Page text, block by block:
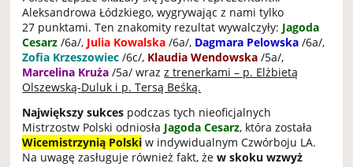
Aleksandrowa Łódzkiego, wygrywając z nami tylko
27 punktami. Ten znakomity rezultat wywalczyły: Jagoda
Cesarz /6a/, Julia Kowalska /6a/, Dagmara Pelowska /6a/,
Zofia Krzeszowiec /6c/, Klaudia Wendowska /5a/,
Marcelina Kruża /5a/ wrazz trenerkami – p. Elżbietą
Olszewską-Duluk i p. Tersą Beśką.
Największy sukces podczas tych nieoficjalnych
Mistrzostw Polski odniosła Jagoda Cesarz, która została
Wicemistrzynią Polski w indywidualnym Czwórboju LA.
Na uwagę zasługuje również fakt, żew skoku wzwyż